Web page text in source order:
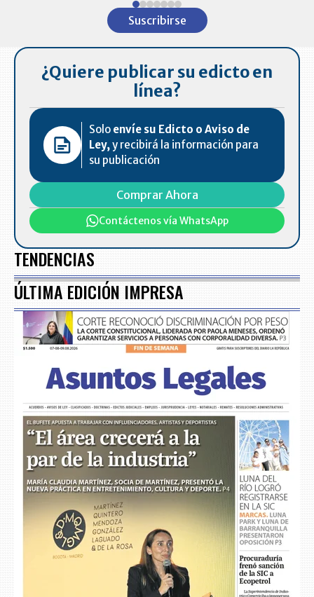
Suscribirse
¿Quiere publicar su edicto en
línea?
Solo envíe su Edicto o Aviso de
Ley,y recibirá la información para
su publicación
Comprar Ahora
Contáctenos vía WhatsApp
TENDENCIAS
ÚLTIMA EDICIÓN IMPRESA